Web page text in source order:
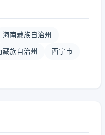
海南藏族自治州
藏族自治州 西宁市